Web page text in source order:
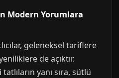
Modern Yorumlara
geleneksel tariflere
de açıktır.
yanı sıra, sütlü